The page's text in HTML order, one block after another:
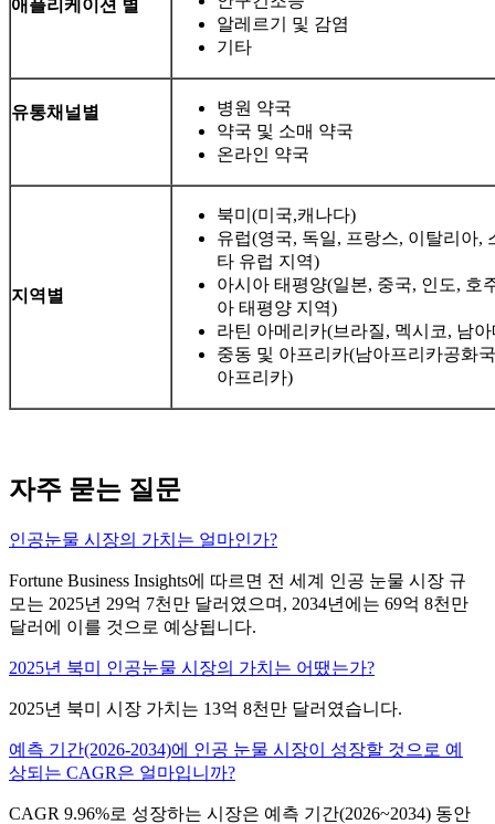
애플리케이션 별
알레르기 및 감염
기타
유통채널별
병원 약국
약국 및 소매 약국
온라인 약국
지역별
북미(미국,캐나다)
유럽(영국, 독일, 프랑스, ​​이탈리아,
타 유럽 지역)
아시아 태평양(일본, 중국, 인도, 호
아 태평양 지역)
라틴 아메리카(브라질, 멕시코, 남
중동 및 아프리카(남아프리카공화
아프리카)
자주 묻는 질문
인공눈물 시장의 가치는 얼마인가?
Fortune Business Insights에 따르면 전 세계 인공 눈물 시장 규
모는 2025년 29억 7천만 달러였으며, 2034년에는 69억 8천만
달러에 이를 것으로 예상됩니다.
2025년 북미 인공눈물 시장의 가치는 어땠는가?
2025년 북미 시장 가치는 13억 8천만 달러였습니다.
예측 기간(2026-2034)에 인공 눈물 시장이 성장할 것으로 예
상되는 CAGR은 얼마입니까?
CAGR 9.96%로 성장하는 시장은 예측 기간(2026~2034) 동안